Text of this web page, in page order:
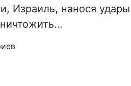
Израиль, нанося